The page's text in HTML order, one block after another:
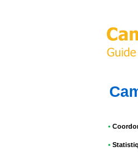
•
•